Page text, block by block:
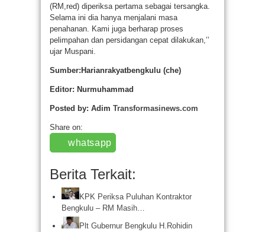
(RM,red) diperiksa pertama sebagai tersangka.
Selama ini dia hanya menjalani masa
penahanan. Kami juga berharap proses
pelimpahan dan persidangan cepat dilakukan,’’
ujar Muspani.
Sumber:Harianrakyatbengkulu (che)
Editor: Nurmuhammad
Posted by: Adim Transformasinews.com
Share on:
whatsapp
Berita Terkait:
KPK Periksa Puluhan Kontraktor
Bengkulu – RM Masih…
Plt Gubernur Bengkulu H.Rohidin